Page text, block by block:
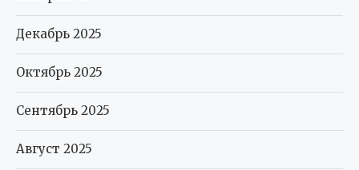
Декабрь 2025
Октябрь 2025
Сентябрь 2025
Август 2025